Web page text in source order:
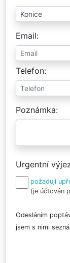
Email
Telefon
Poznámka
Urgentní
požaduji
(je účtován
Odesláním
jsem s nimi